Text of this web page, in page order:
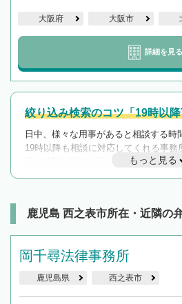
大阪府 大阪市
詳細を見る
絞り込み検索のコツ「19時以
日中、様々な用事があると相談する時
19時以降も相談に対応してくれる事務
遅い時間の相談が増えそうな場合はそ
んで検索してみましょう。
を加えて再
もっと見る
鹿児島 西之表市所在・近隣の
岡千尋法律事務所
鹿児島県 西之表市